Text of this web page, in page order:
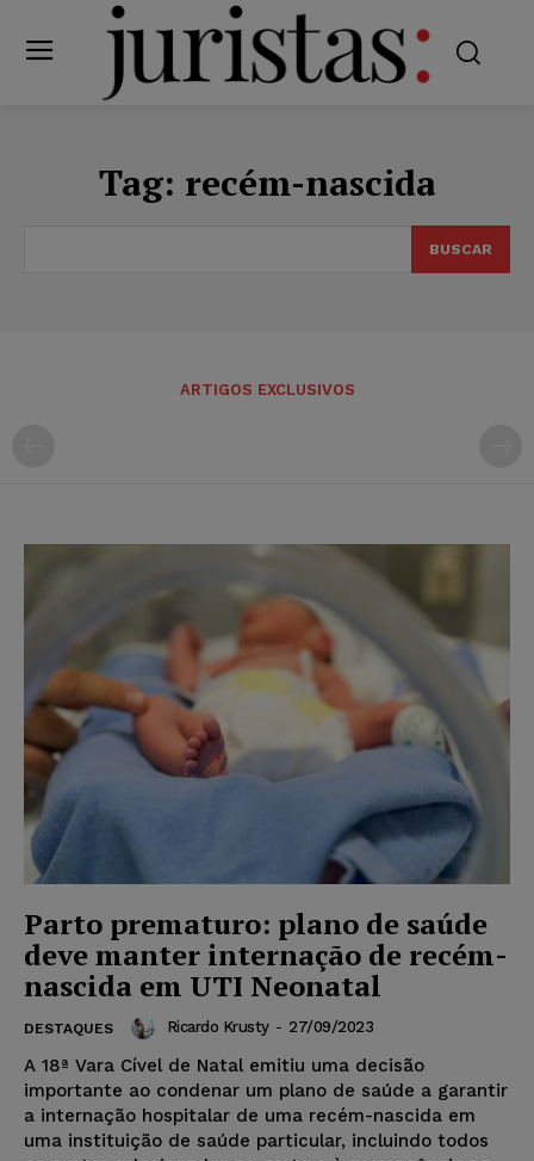
Tag: recém-nascida
BUSCAR
ARTIGOS EXCLUSIVOS
Parto prematuro: plano de saúde
deve manter internação de recém-
nascida em UTI Neonatal
DESTAQUES Ricardo Krusty - 27/09/2023
A 18ª Vara Cível de Natal emitiu uma decisão
importante ao condenar um plano de saúde a garantir
a internação hospitalar de uma recém-nascida em
uma instituição de saúde particular, incluindo todos